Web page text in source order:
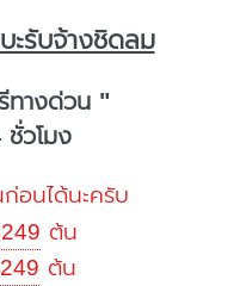
ะรับจ้างชิดลม
างด่วน "
วโมง
อนได้นะครับ
ต้น
ต้น